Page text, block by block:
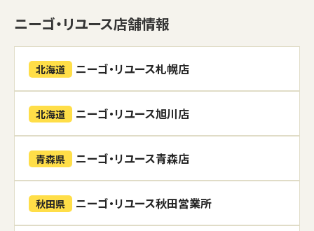
ニーゴ・リユース店舗情報
北海道 ニーゴ・リユース札幌店
北海道 ニーゴ・リユース旭川店
青森県 ニーゴ・リユース青森店
秋田県 ニーゴ・リユース秋田営業所